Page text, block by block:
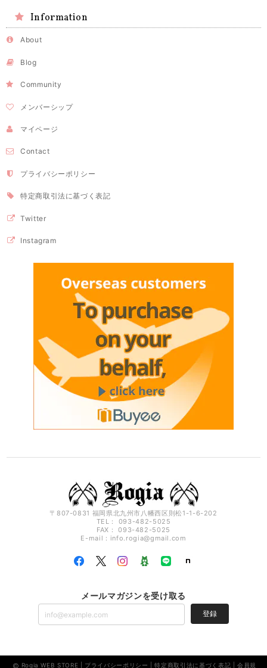
Information
About
Blog
Community
メンバーシップ
マイページ
Contact
プライバシーポリシー
特定商取引法に基づく表記
Twitter
Instagram
〒807-0831 福岡県北九州市八幡西区則松1-1-6-202
TEL： 093-482-5025
FAX： 093-482-5025
E-mail： info.rogia@gmail.com
メールマガジンを受け取る
登録
Rogia WEB STORE | プライバシーポリシー |特定商取引法に基づく表記 |会員規